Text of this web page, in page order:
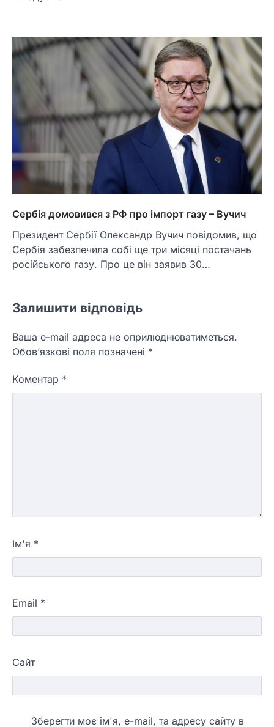
Сербія домовився з РФ про імпорт газу – Вучич
Президент Сербії Олександр Вучич повідомив, що
Сербія забезпечила собі ще три місяці постачань
російського газу. Про це він заявив 30…
Залишити відповідь
Ваша e-mail адреса не оприлюднюватиметься.
Обов’язкові поля позначені *
Коментар *
Ім'я *
Email *
Сайт
Зберегти моє ім'я, e-mail, та адресу сайту в